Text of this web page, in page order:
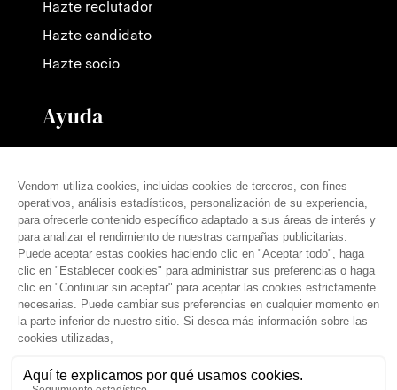
Hazte reclutador
Hazte candidato
Hazte socio
Ayuda
Nuestras tarifas
Preguntas frecuentes
Prensa
español (es)
© THE VENDÔM COMPANY, TODOS LOS DERECHOS RESERVADOS
Aviso legal
Condiciones generales